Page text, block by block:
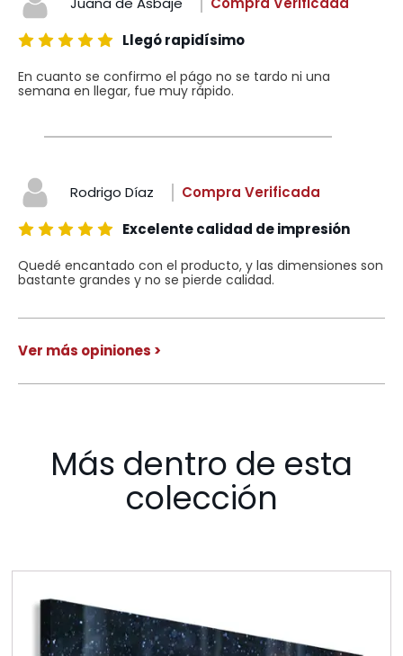
Llegó rapidísimo
En cuanto se confirmo el págo no se tardo ni una
semana en llegar, fue muy rápido.
Rodrigo Díaz
Compra Verificada
Excelente calidad de impresión
Quedé encantado con el producto, y las dimensiones son
bastante grandes y no se pierde calidad.
Ver más opiniones >
Más dentro de esta
colección